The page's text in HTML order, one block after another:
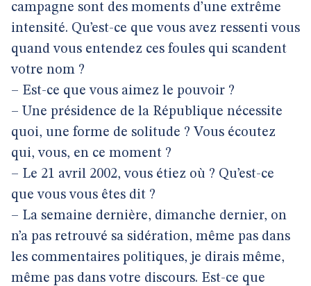
campagne sont des moments d’une extrême
intensité. Qu’est-ce que vous avez ressenti vous
quand vous entendez ces foules qui scandent
votre nom ?
– Est-ce que vous aimez le pouvoir ?
– Une présidence de la République nécessite
quoi, une forme de solitude ? Vous écoutez
qui, vous, en ce moment ?
– Le 21 avril 2002, vous étiez où ? Qu’est-ce
que vous vous êtes dit ?
– La semaine dernière, dimanche dernier, on
n’a pas retrouvé sa sidération, même pas dans
les commentaires politiques, je dirais même,
même pas dans votre discours. Est-ce que